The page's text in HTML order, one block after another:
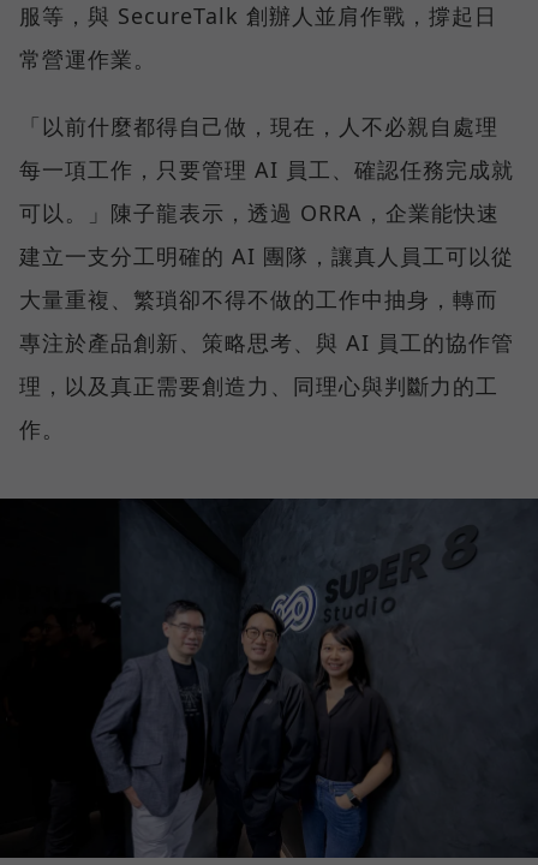
服等，與 SecureTalk 創辦人並肩作戰，撐起日
常營運作業。
「以前什麼都得自己做，現在，人不必親自處理
每一項工作，只要管理 AI 員工、確認任務完成就
可以。」陳子龍表示，透過 ORRA，企業能快速
建立一支分工明確的 AI 團隊，讓真人員工可以從
大量重複、繁瑣卻不得不做的工作中抽身，轉而
專注於產品創新、策略思考、與 AI 員工的協作管
理，以及真正需要創造力、同理心與判斷力的工
作。